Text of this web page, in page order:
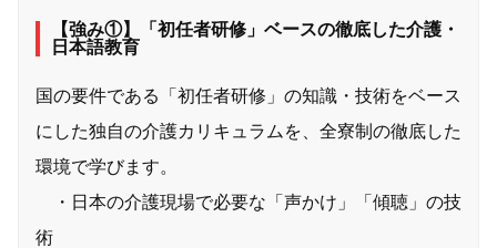
【強み①】「初任者研修」ベースの徹底した介護・
日本語教育
国の要件である「初任者研修」の知識・技術をベース
にした独自の介護カリキュラムを、全寮制の徹底した
環境で学びます。
・日本の介護現場で必要な「声かけ」「傾聴」の技
術